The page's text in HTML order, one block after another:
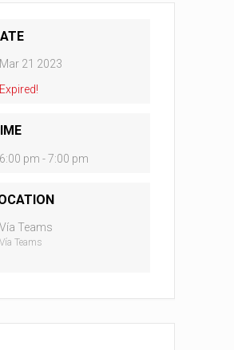
Mar 21 2023
Expired!
6:00 pm - 7:00 pm
Vía Teams
Vía Teams